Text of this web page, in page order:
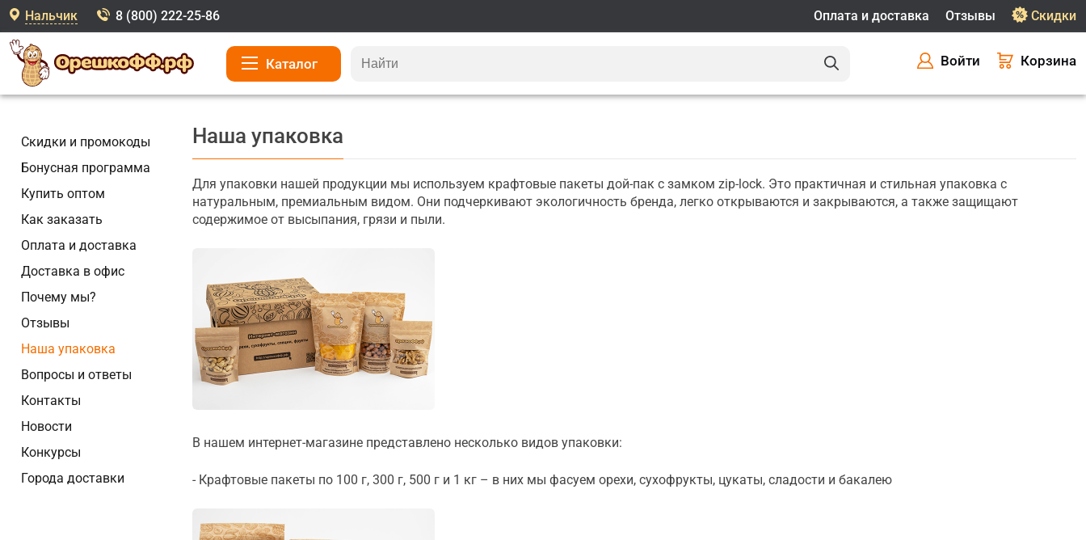
Нальчик 8 (800) 222-25-86 Скидки
Отзывы
Оплата и доставка
Каталог Войти Корзина
Скидки и промокоды
Бонусная программа
Купить оптом
Как заказать
Оплата и доставка
Доставка в офис
Почему мы?
Отзывы
Наша упаковка
Вопросы и ответы
Контакты
Новости
Конкурсы
Города доставки
Наша упаковка
Для упаковки нашей продукции мы используем крафтовые пакеты дой-пак с замком zip-lock. Это практичная и стильная упаковка с
натуральным, премиальным видом. Они подчеркивают экологичность бренда, легко открываются и закрываются, а также защищают
содержимое от высыпания, грязи и пыли.
В нашем интернет-магазине представлено несколько видов упаковки:
- Крафтовые пакеты по 100 г, 300 г, 500 г и 1 кг – в них мы фасуем орехи, сухофрукты, цукаты, сладости и бакалею